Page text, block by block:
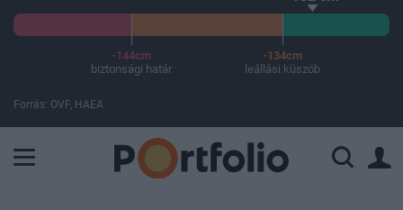
-144cm
biztonsági határ
-134cm
leállási küszöb
Forrás: OVF, HAEA